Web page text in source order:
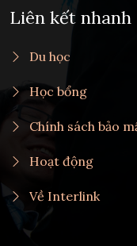
Liên kết nhanh
Du học
Học bổng
Chính sách bảo
Hoạt động
Về Interlink